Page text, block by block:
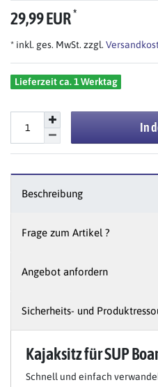
29,99 EUR*
* inkl. ges. MwSt. zzgl.
Lieferzeit ca. 1 Werktag
In
Beschreibung
Frage zum Artikel ?
Angebot anfordern
Sicherheits- und
Kajaksitz für SUP
Schnell und einfach